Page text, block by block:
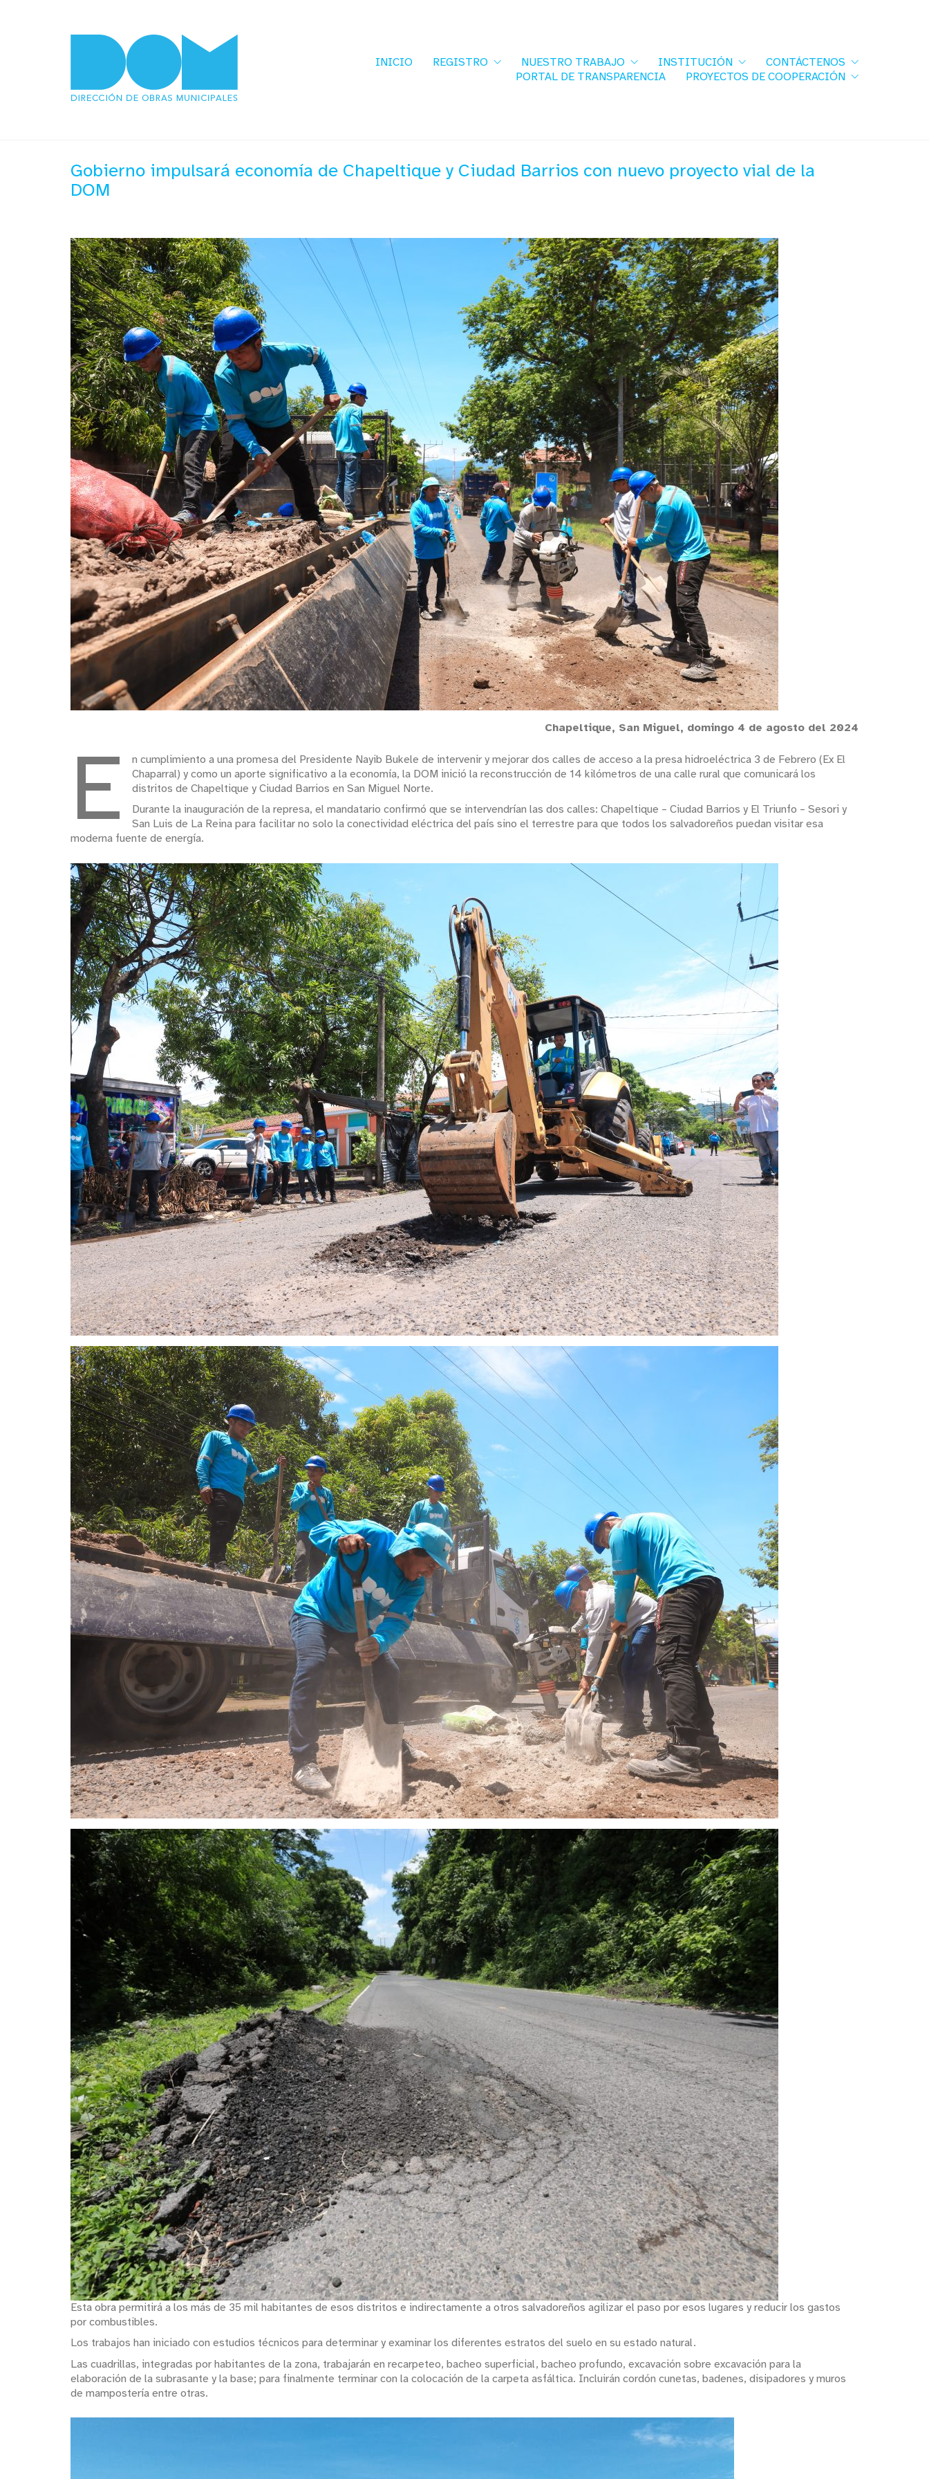
INICIO REGISTRO NUESTRO TRABAJO INSTITUCIÓN
CONTÁCTENOS
PORTAL DE TRANSPARENCIA
PROYECTOS DE COOPERACIÓN
Gobierno impulsará economía de Chapeltique y Ciudad Barrios con nuevo proyecto vial de la
DOM
Chapeltique, San Miguel, domingo 4 de agosto del 2024
E
n cumplimiento a una promesa del Presidente Nayib Bukele de intervenir y mejorar dos calles de acceso a la presa hidroeléctrica 3 de Febrero (Ex El
Chaparral) y como un aporte significativo a la economía, la DOM inició la reconstrucción de 14 kilómetros de una calle rural que comunicará los
distritos de Chapeltique y Ciudad Barrios en San Miguel Norte.
Durante la inauguración de la represa, el mandatario confirmó que se intervendrían las dos calles: Chapeltique – Ciudad Barrios y El Triunfo – Sesori y
San Luis de La Reina para facilitar no solo la conectividad eléctrica del país sino el terrestre para que todos los salvadoreños puedan visitar esa
moderna fuente de energía.
Esta obra permitirá a los más de 35 mil habitantes de esos distritos e indirectamente a otros salvadoreños agilizar el paso por esos lugares y reducir los gastos
por combustibles.
Los trabajos han iniciado con estudios técnicos para determinar y examinar los diferentes estratos del suelo en su estado natural.
Las cuadrillas, integradas por habitantes de la zona, trabajarán en recarpeteo, bacheo superficial, bacheo profundo, excavación sobre excavación para la
elaboración de la subrasante y la base; para finalmente terminar con la colocación de la carpeta asfáltica. Incluirán cordón cunetas, badenes, disipadores y muros
de mampostería entre otras.